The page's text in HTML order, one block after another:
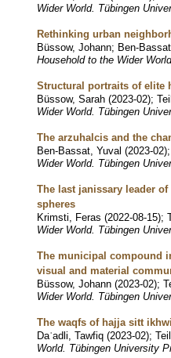
Wider World. Tübingen
Rethinking urban
Büssow, Johann; Ben-
Household to the Wider
Structural portraits of elite
Büssow, Sarah (2023-02);
Wider World. Tübingen
The arzuhalcis and the
Ben-Bassat, Yuval (2023-02)
Wider World. Tübingen
The last janissary leader of
spheres
Krimsti, Feras (2022-08-15);
Wider World. Tübingen
The municipal compound
visual and material
Büssow, Johann (2023-02);
Wider World. Tübingen
The waqfs of hajja sitt
Daʿadli, Tawfiq (2023-02);
World. Tübingen University